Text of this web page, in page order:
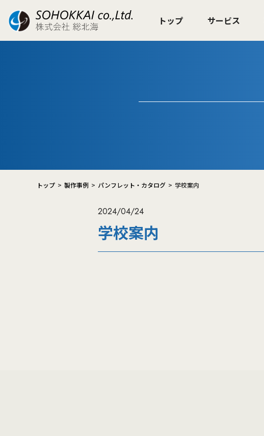
トップ サービス
トップ 製作事例 パンフレット・カタログ 学校案内
2024/04/24
学校案内